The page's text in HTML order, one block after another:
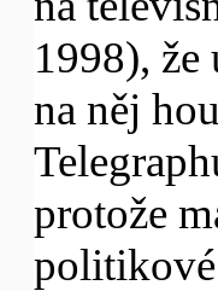
1998),
na něj
protože